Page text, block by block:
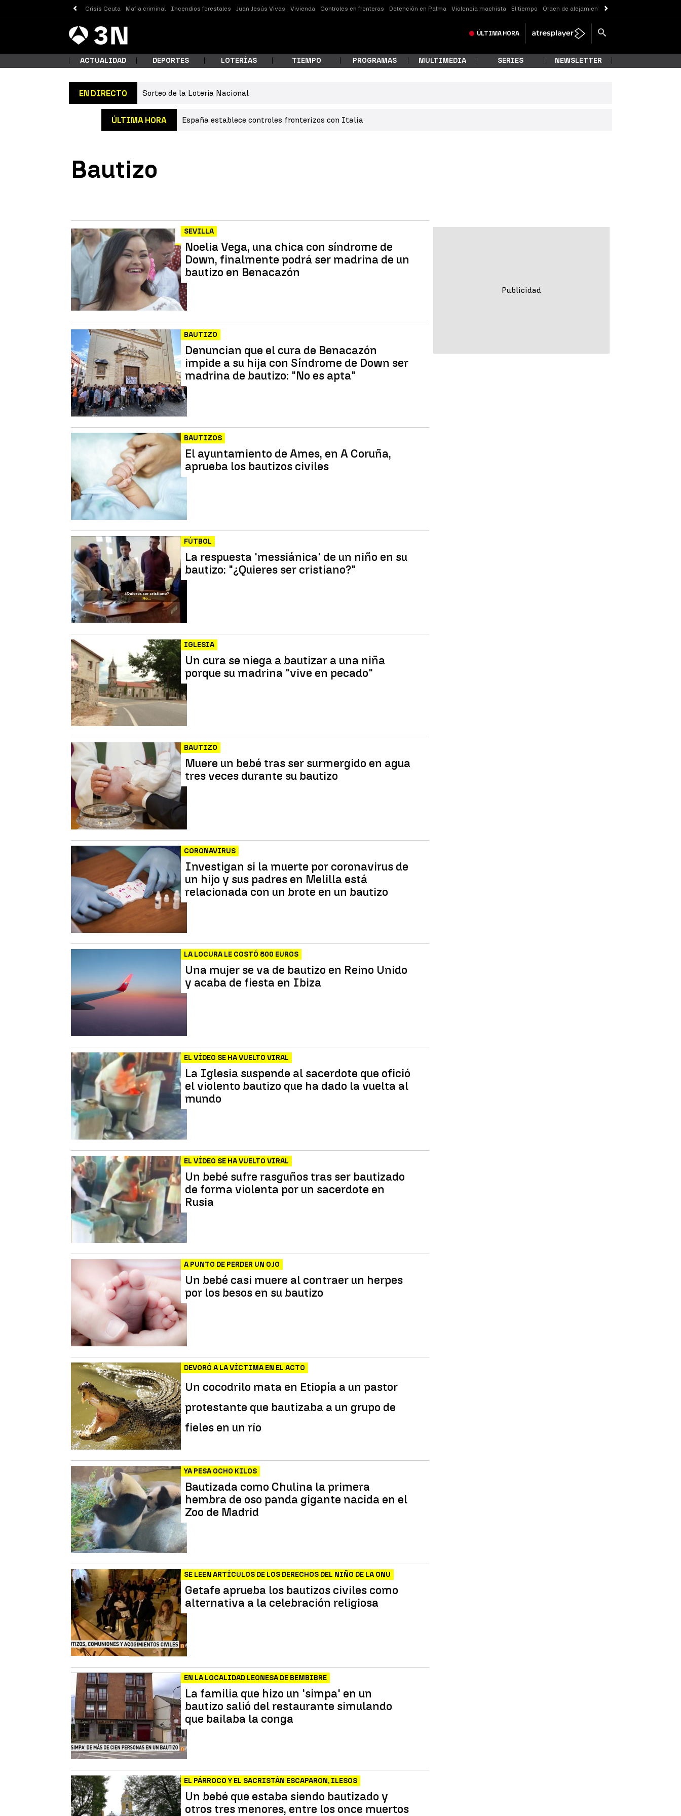
Crisis Ceuta Mafia criminal Incendios forestales Juan Jesús Vivas Vivienda Controles en fronteras Detención en Palma Violencia machista El tiempo Orden de alejamiento
Antena
3 Noticias ÚLTIMA HORA
¿Qué estás buscando?
ACTUALIDAD DEPORTES LOTERÍAS TIEMPO PROGRAMAS MULTIMEDIA SERIES NEWSLETTER
EN DIRECTO Sorteo de la Lotería Nacional
ÚLTIMA HORA España establece controles fronterizos con Italia
Bautizo
SEVILLA
Noelia Vega, una chica con síndrome de
Down, finalmente podrá ser madrina de un
bautizo en Benacazón
BAUTIZO
Denuncian que el cura de Benacazón
impide a su hija con Síndrome de Down ser
madrina de bautizo: "No es apta"
BAUTIZOS
El ayuntamiento de Ames, en A Coruña,
aprueba los bautizos civiles
FÚTBOL
La respuesta 'messiánica' de un niño en su
bautizo: "¿Quieres ser cristiano?"
IGLESIA
Un cura se niega a bautizar a una niña
porque su madrina "vive en pecado"
BAUTIZO
Muere un bebé tras ser surmergido en agua
tres veces durante su bautizo
CORONAVIRUS
Investigan si la muerte por coronavirus de
un hijo y sus padres en Melilla está
relacionada con un brote en un bautizo
LA LOCURA LE COSTÓ 800 EUROS
Una mujer se va de bautizo en Reino Unido
y acaba de fiesta en Ibiza
EL VÍDEO SE HA VUELTO VIRAL
La Iglesia suspende al sacerdote que ofició
el violento bautizo que ha dado la vuelta al
mundo
EL VÍDEO SE HA VUELTO VIRAL
Un bebé sufre rasguños tras ser bautizado
de forma violenta por un sacerdote en
Rusia
A PUNTO DE PERDER UN OJO
Un bebé casi muere al contraer un herpes
por los besos en su bautizo
DEVORÓ A LA VÍCTIMA EN EL ACTO
Un cocodrilo mata en Etiopía a un pastor
protestante que bautizaba a un grupo de
fieles en un río
YA PESA OCHO KILOS
Bautizada como Chulina la primera
hembra de oso panda gigante nacida en el
Zoo de Madrid
SE LEEN ARTÍCULOS DE LOS DERECHOS DEL NIÑO DE LA ONU
Getafe aprueba los bautizos civiles como
alternativa a la celebración religiosa
EN LA LOCALIDAD LEONESA DE BEMBIBRE
La familia que hizo un 'simpa' en un
bautizo salió del restaurante simulando
que bailaba la conga
EL PÁRROCO Y EL SACRISTÁN ESCAPARON, ILESOS
Un bebé que estaba siendo bautizado y
otros tres menores, entre los once muertos